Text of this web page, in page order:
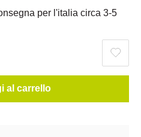
per l'italia circa 3-5
al carrello